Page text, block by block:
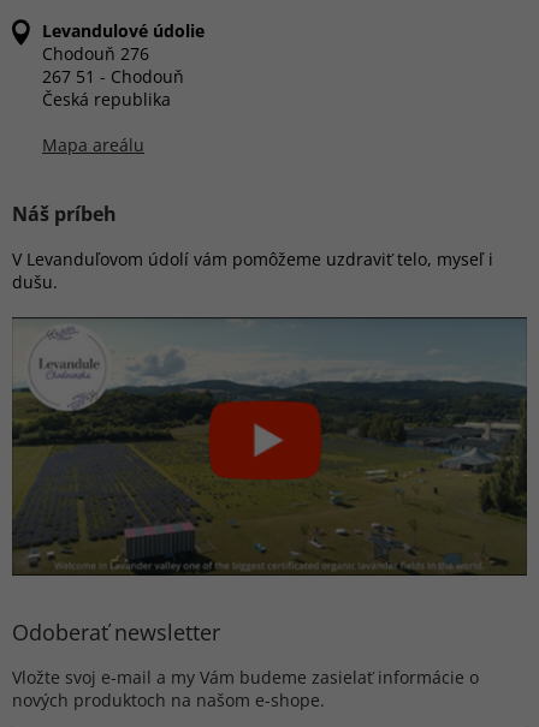
Levandulové údolie
Chodouň 276
267 51 - Chodouň
Česká republika
Mapa areálu
Náš príbeh
V Levanduľovom údolí vám pomôžeme uzdraviť telo, myseľ i
dušu.
Odoberať newsletter
Vložte svoj e-mail a my Vám budeme zasielať informácie o
nových produktoch na našom e-shope.